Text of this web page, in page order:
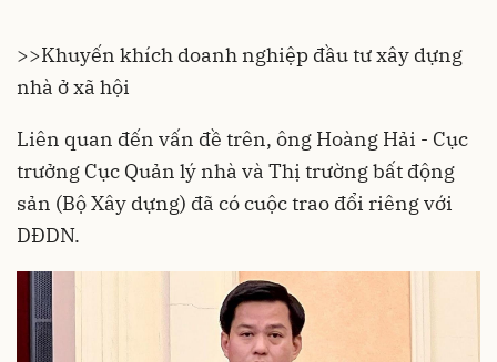
>>Khuyến khích doanh nghiệp đầu tư xây dựng
nhà ở xã hội
Liên quan đến vấn đề trên, ông Hoàng Hải - Cục
trưởng Cục Quản lý nhà và Thị trường bất động
sản (Bộ Xây dựng) đã có cuộc trao đổi riêng với
DĐDN.